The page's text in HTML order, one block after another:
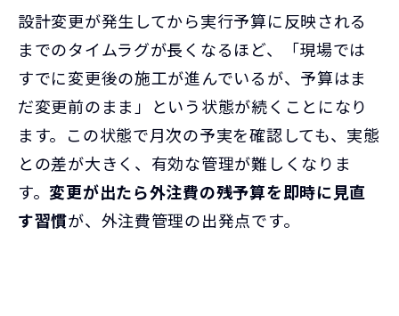
設計変更が発生してから実行予算に反映される
までのタイムラグが長くなるほど、「現場では
すでに変更後の施工が進んでいるが、予算はま
だ変更前のまま」という状態が続くことになり
ます。この状態で月次の予実を確認しても、実態
との差が大きく、有効な管理が難しくなりま
す。 変更が出たら外注費の残予算を即時に見直
す習慣が、外注費管理の出発点です。